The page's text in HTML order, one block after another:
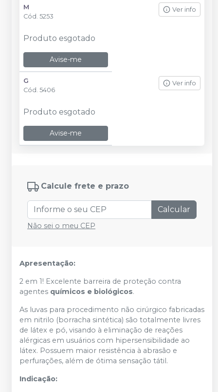
M
Cód. 5253
Ver info
Produto esgotado
Avise-me
G
Cód. 5406
Ver info
Produto esgotado
Avise-me
Calcule frete e prazo
Calcular
Não sei o meu CEP
Apresentação:
2 em 1! Excelente barreira de proteção contra
agentes químicos e biológicos.
As luvas para procedimento não cirúrgico fabricadas
em nitrilo (borracha sintética) são totalmente livres
de látex e pó, visando à eliminação de reações
alérgicas em usuários com hipersensibilidade ao
látex. Possuem maior resistência à abrasão e
perfurações, além de ótima sensação tátil.
Indicação: